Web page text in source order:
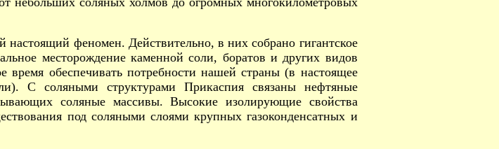
феномен. Действительно, в них собрано гигантское
месторождение каменной соли, боратов и других видов
время обеспечивать потребности нашей страны (в настоящее
С соляными структурами Прикаспия связаны нефтяные
соляные массивы. Высокие изолирующие свойства
под соляными слоями крупных газоконденсатных и